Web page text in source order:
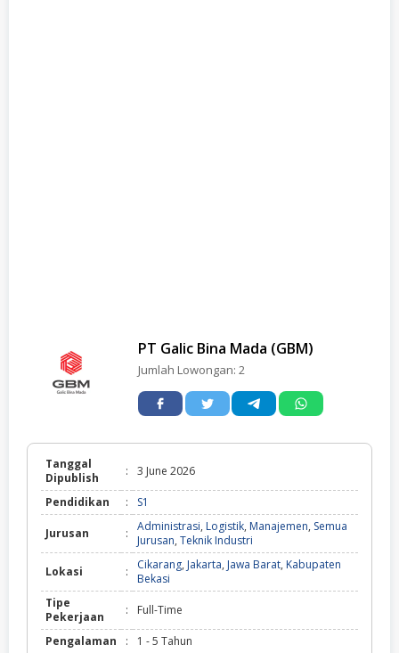
PT Galic Bina Mada (GBM)
Jumlah Lowongan: 2
Tanggal
Dipublish
: 3 June 2026
Pendidikan : S1
Jurusan : Administrasi, Logistik, Manajemen, Semua
Jurusan, Teknik Industri
Lokasi : Cikarang, Jakarta, Jawa Barat, Kabupaten
Bekasi
Tipe
Pekerjaan
: Full-Time
Pengalaman : 1 - 5 Tahun